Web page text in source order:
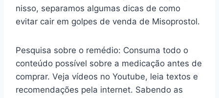
nisso, separamos algumas dicas de como
evitar cair em golpes de venda de Misoprostol.
Pesquisa sobre o remédio: Consuma todo o
conteúdo possível sobre a medicação antes de
comprar. Veja vídeos no Youtube, leia textos e
recomendações pela internet. Sabendo as